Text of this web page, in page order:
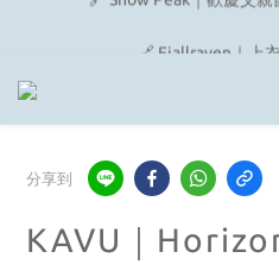
🔗 Fjallraven｜上
🎉On/HOKA
分享到
KAVU｜